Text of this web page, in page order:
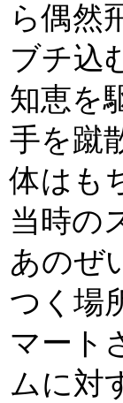
ら偶然
ブチ込
知恵を
手を
体はも
当時の
あのぜ
つく場
マート
ムに対